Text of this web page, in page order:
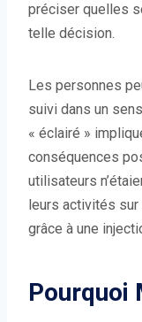
préciser quelles
telle décision.
Les personnes
suivi dans un
« éclairé »
conséquences
utilisateurs
leurs activités
grâce à une
Pourquoi